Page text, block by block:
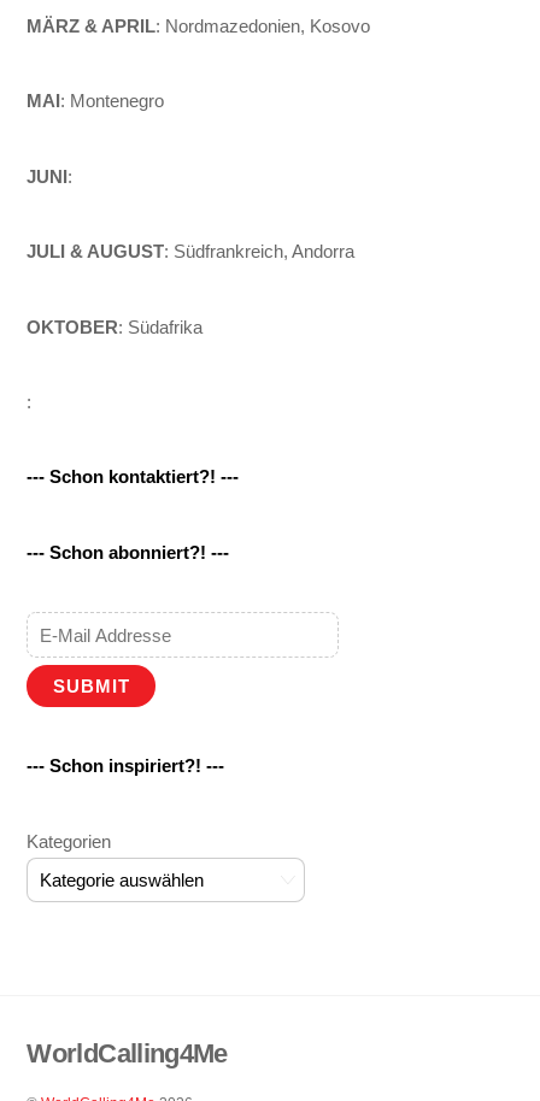
MÄRZ & APRIL: Nordmazedonien, Kosovo
MAI: Montenegro
JUNI:
JULI & AUGUST: Südfrankreich, Andorra
OKTOBER: Südafrika
:
--- Schon kontaktiert?! ---
--- Schon abonniert?! ---
SUBMIT
--- Schon inspiriert?! ---
Kategorien
WorldCalling4Me